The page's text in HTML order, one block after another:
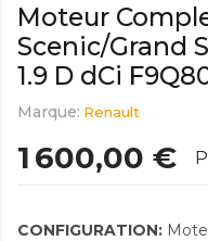
Moteur
Scenic/Grand
1.9 D dCi
Marque: Renault
1 600,00 €
CONFIGURATION: